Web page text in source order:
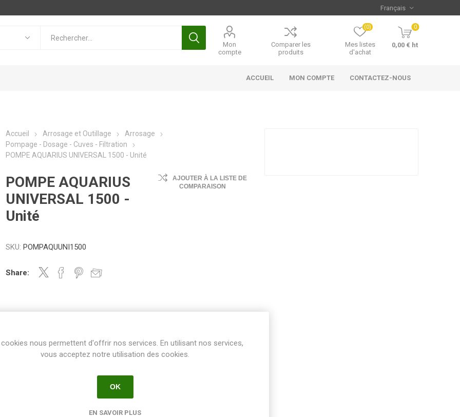
Mon
compte
Comparer les
produits
Mes listes
d'achat
(0) 0
0,00 € ht
ACCUEIL MON COMPTE CONTACTEZ-NOUS
Accueil Arrosage et Outillage
Arrosage
Pompage - Dosage - Cuves - Filtration
POMPE AQUARIUS UNIVERSAL 1500 - Unité
POMPE AQUARIUS
UNIVERSAL 1500 -
Unité
AJOUTER À LA LISTE DE
COMPARAISON
SKU: POMPAQUUNI1500
Share:
nous permettent d'offrir nos services. En utilisant nos services,
vous acceptez notre utilisation des cookies.
OK
EN SAVOIR PLUS